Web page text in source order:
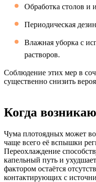
Обработка столов и
Периодическая
Влажная уборка с
растворов.
Соблюдение этих мер в
существенно снизить
Когда
Чума плотоядных может
чаще всего её вспышки
Переохлаждение
капельный путь и
фактором остаётся
контактирующих с